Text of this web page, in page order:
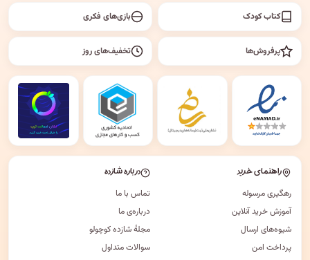
کتاب کودک بازی‌های فکری
پرفروش‌ها تخفیف‌های روز
راهنمای خرید
رهگیری مرسوله
آموزش خرید آنلاین
شیوه‌های ارسال
پرداخت امن
درباره شازده
تماس با ما
درباره‌ی ما
مجلهٔ شازده کوچولو
سوالات متداول